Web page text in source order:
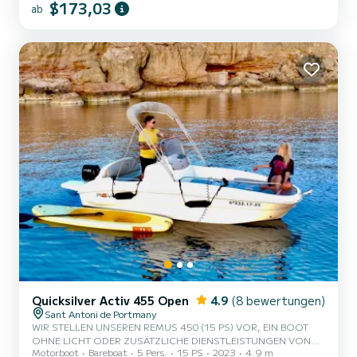
bieten wir vor Ihrem Erlebnis eine Bootseinweisung an, sodass Sie
ab $173,03
Quicksilver Activ 455 Open 4.9 (8 bewertungen)
Sant Antoni de Portmany
WIR STELLEN UNSEREN REMUS 450 (15 PS) VOR, EIN BOOT
OHNE LICHT ODER ZUSÄTZLICHE DIENSTLEISTUNGEN VON
EINEM SKIPPER, MIT PLATZ FÜR 5 PERSONEN. IN UNSEREM
Motorboot Bareboat 5 Pers. 15 PS 2023
4.9 m